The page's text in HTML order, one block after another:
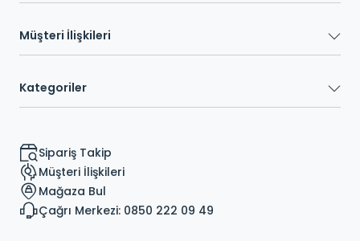
Müşteri İlişkileri
Kategoriler
Sipariş Takip
Müşteri İlişkileri
Mağaza Bul
Çağrı Merkezi: 0850 222 09 49